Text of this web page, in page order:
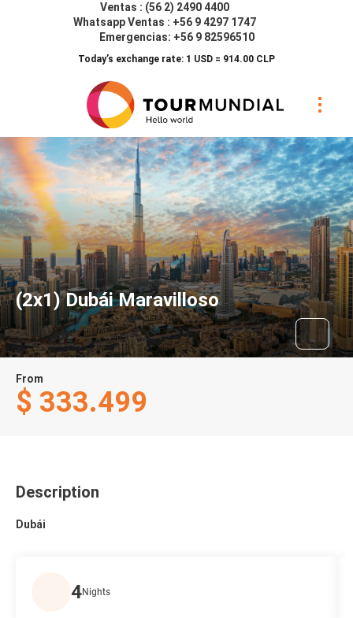
Ventas : (56 2) 2490 4400
Whatsapp Ventas : +56 9 4297 1747
Emergencias: +56 9 82596510
Today’s exchange rate: 1 USD = 914.00 CLP
(2x1) Dubái Maravilloso
From
$ 333.499
Description
Dubái
4Nights